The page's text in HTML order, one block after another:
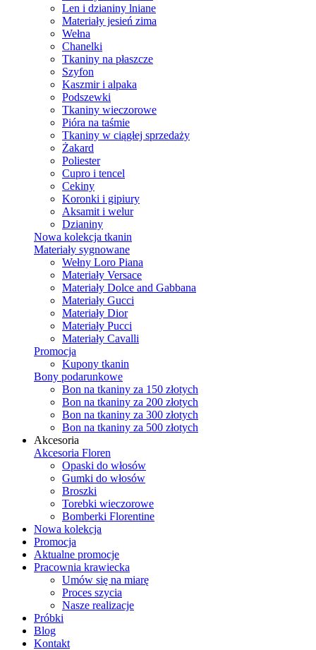
Len i dzianiny lniane
Materiały jesień zima
Wełna
Chanelki
Tkaniny na płaszcze
Szyfon
Kaszmir i alpaka
Podszewki
Tkaniny wieczorowe
Pióra na taśmie
Tkaniny w ciągłej sprzedaży
Żakard
Poliester
Cupro i tencel
Cekiny
Koronki i gipiury
Aksamit i welur
Dzianiny
Nowa kolekcja tkanin
Materiały sygnowane
Wełny Loro Piana
Materiały Versace
Materiały Dolce and Gabbana
Materiały Gucci
Materiały Dior
Materiały Pucci
Materiały Cavalli
Promocja
Kupony tkanin
Bony podarunkowe
Bon na tkaniny za 150 złotych
Bon na tkaniny za 200 złotych
Bon na tkaniny za 300 złotych
Bon na tkaniny za 500 złotych
Akcesoria
Akcesoria Floren
Opaski do włosów
Gumki do włosów
Broszki
Torebki wieczorowe
Bomberki Florentine
Nowa kolekcja
Promocja
Aktualne promocje
Pracownia krawiecka
Umów się na miarę
Proces szycia
Nasze realizacje
Próbki
Blog
Kontakt